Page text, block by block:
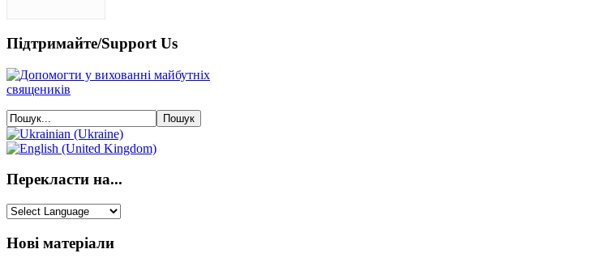
Підтримайте/Support Us
Перекласти на...
Нові матеріали